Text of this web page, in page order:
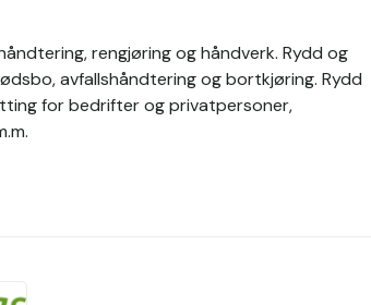
rengjøring og håndverk. Rydd og
avfallshåndtering og bortkjøring. Rydd
for bedrifter og privatpersoner,